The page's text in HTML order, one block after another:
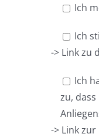
Ich
Ich
-> Link zu
Ich
zu,
-> Link zur